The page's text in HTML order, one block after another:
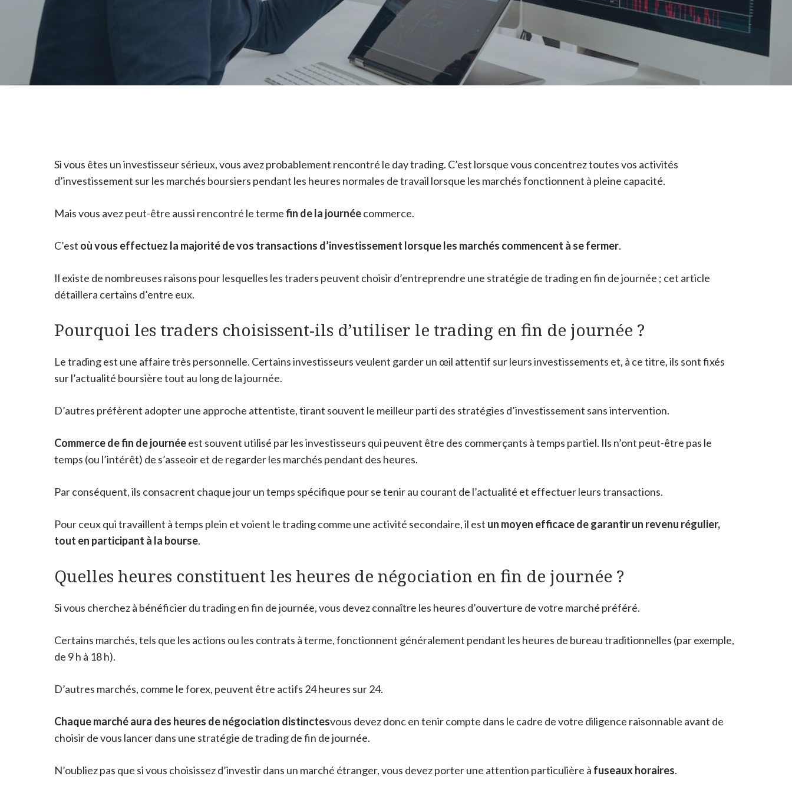
Si vous êtes un investisseur sérieux, vous avez probablement rencontré le day trading. C’est lorsque vous concentrez toutes vos activités
d’investissement sur les marchés boursiers pendant les heures normales de travail lorsque les marchés fonctionnent à pleine capacité.
Mais vous avez peut-être aussi rencontré le termefin de la journéecommerce.
C’est où vous effectuez la majorité de vos transactions d’investissement lorsque les marchés commencent à se fermer.
Il existe de nombreuses raisons pour lesquelles les traders peuvent choisir d’entreprendre une stratégie de trading en fin de journée ; cet article
détaillera certains d’entre eux.
Pourquoi les traders choisissent-ils d’utiliser le trading en fin de journée ?
Le trading est une affaire très personnelle. Certains investisseurs veulent garder un œil attentif sur leurs investissements et, à ce titre, ils sont fixés
sur l’actualité boursière tout au long de la journée.
D’autres préfèrent adopter une approche attentiste, tirant souvent le meilleur parti des stratégies d’investissement sans intervention.
Commerce de fin de journéeest souvent utilisé par les investisseurs qui peuvent être des commerçants à temps partiel. Ils n’ont peut-être pas le
temps (ou l’intérêt) de s’asseoir et de regarder les marchés pendant des heures.
Par conséquent, ils consacrent chaque jour un temps spécifique pour se tenir au courant de l’actualité et effectuer leurs transactions.
Pour ceux qui travaillent à temps plein et voient le trading comme une activité secondaire, il est un moyen efficace de garantir un revenu régulier,
tout en participant à la bourse.
Quelles heures constituent les heures de négociation en fin de journée ?
Si vous cherchez à bénéficier du trading en fin de journée, vous devez connaître les heures d’ouverture de votre marché préféré.
Certains marchés, tels que les actions ou les contrats à terme, fonctionnent généralement pendant les heures de bureau traditionnelles (par exemple,
de 9 h à 18 h).
D’autres marchés, comme le forex, peuvent être actifs 24 heures sur 24.
Chaque marché aura des heures de négociation distinctesvous devez donc en tenir compte dans le cadre de votre diligence raisonnable avant de
choisir de vous lancer dans une stratégie de trading de fin de journée.
N’oubliez pas que si vous choisissez d’investir dans un marché étranger, vous devez porter une attention particulière à fuseaux horaires.